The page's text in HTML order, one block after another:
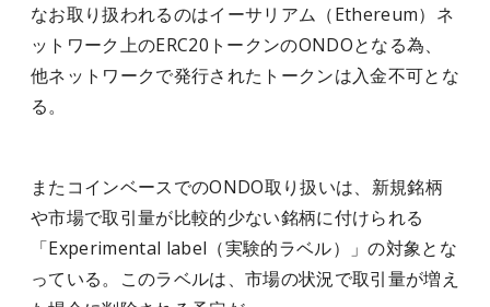
なお取り扱われるのはイーサリアム（Ethereum）ネ
ットワーク上のERC20トークンのONDOとなる為、
他ネットワークで発行されたトークンは入金不可とな
る。
またコインベースでのONDO取り扱いは、新規銘柄
や市場で取引量が比較的少ない銘柄に付けられる
「Experimental label（実験的ラベル）」の対象とな
っている。このラベルは、市場の状況で取引量が増え